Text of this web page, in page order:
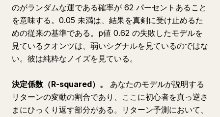
のがランダムな運である確率が 62 パーセントあること
を意味する。0.05 未満は、結果を真剣に受け止めるた
めの従来の基準である。p値 0.62 の失敗したモデルを
見ているクオンツは、弱いシグナルを見ているのではな
い。彼は純粋なノイズを見ている。
決定係数（R-squared）。
あなたのモデルが説明する
リターンの変動の割合であり、ここに初心者を真っ逆さ
まにひっくり返す部分がある。リターン予測において、